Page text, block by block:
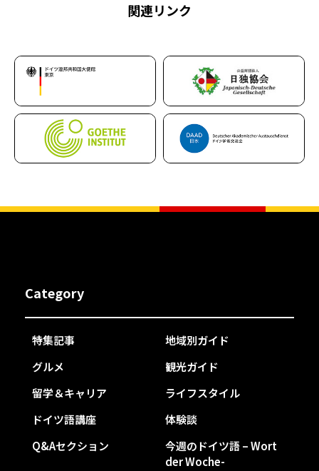
関連リンク
Category
特集記事
地域別ガイド
グルメ
観光ガイド
留学＆キャリア
ライフスタイル
ドイツ語講座
体験談
Q&Aセクション
今週のドイツ語 – Wort
der Woche-